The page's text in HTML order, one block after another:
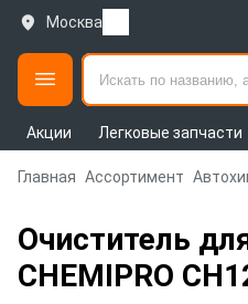
Москва
Акции Легковые запчасти
Главная Ассортимент
Очиститель
CHEMIPRO